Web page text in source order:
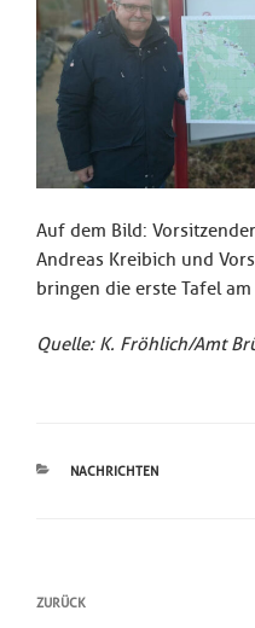
Auf dem Bild:
Andreas Kreibich und
bringen die erste Tafel
Quelle: K. Fröhlich/Amt
KATEGORIEN
NACHRICHTEN
Vorheriger
ZURÜCK